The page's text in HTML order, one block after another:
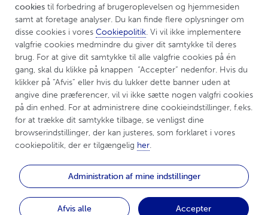
Behandling af psoriasis
cookies til forbedring af brugeroplevelsen og hjemmesiden
samt at foretage analyser. Du kan finde flere oplysninger om
disse cookies i vores Cookiepolitik. Vi vil ikke implementere
valgfrie cookies medmindre du giver dit samtykke til deres
brug. For at give dit samtykke til alle valgfrie cookies på én
gang, skal du klikke på knappen  “Accepter” nedenfor. Hvis du
klikker på “Afvis” eller hvis du lukker dette banner uden at
angive dine præferencer, vil vi ikke sætte nogen valgfri cookies
på din enhed. For at administrere dine cookieindstillinger, f.eks.
for at trække dit samtykke tilbage, se venligst dine
browserindstillinger, der kan justeres, som forklaret i vores
cookiepolitik, der er tilgængelig her.
Afvis alle
Administration af mine indstillinger
Accepter